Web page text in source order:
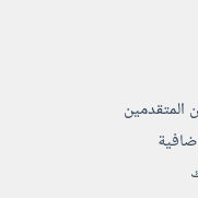
المتقدمين